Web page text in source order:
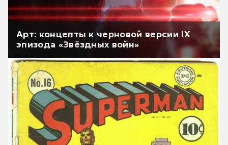
Арт: концепты к черновой версии IX
эпизода «Звёздных войн»